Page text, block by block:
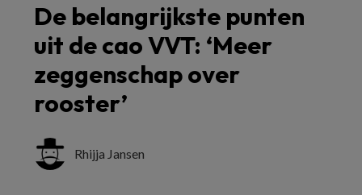
De belangrijkste punten
uit de cao VVT: ‘Meer
zeggenschap over
rooster’
Rhijja Jansen